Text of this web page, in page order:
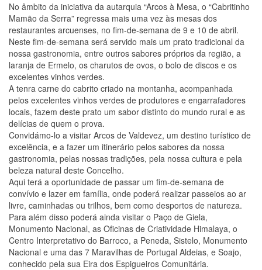
No âmbito da iniciativa da autarquia “Arcos à Mesa, o “Cabritinho
Mamão da Serra” regressa mais uma vez às mesas dos
restaurantes arcuenses, no fim-de-semana de 9 e 10 de abril.
Neste fim-de-semana será servido mais um prato tradicional da
nossa gastronomia, entre outros sabores próprios da região, a
laranja de Ermelo, os charutos de ovos, o bolo de discos e os
excelentes vinhos verdes.
A tenra carne do cabrito criado na montanha, acompanhada
pelos excelentes vinhos verdes de produtores e engarrafadores
locais, fazem deste prato um sabor distinto do mundo rural e as
delícias de quem o prova.
Convidámo-lo a visitar Arcos de Valdevez, um destino turístico de
excelência, e a fazer um itinerário pelos sabores da nossa
gastronomia, pelas nossas tradições, pela nossa cultura e pela
beleza natural deste Concelho.
Aqui terá a oportunidade de passar um fim-de-semana de
convívio e lazer em família, onde poderá realizar passeios ao ar
livre, caminhadas ou trilhos, bem como desportos de natureza.
Para além disso poderá ainda visitar o Paço de Giela,
Monumento Nacional, as Oficinas de Criatividade Himalaya, o
Centro Interpretativo do Barroco, a Peneda, Sistelo, Monumento
Nacional e uma das 7 Maravilhas de Portugal Aldeias, e Soajo,
conhecido pela sua Eira dos Espigueiros Comunitária.